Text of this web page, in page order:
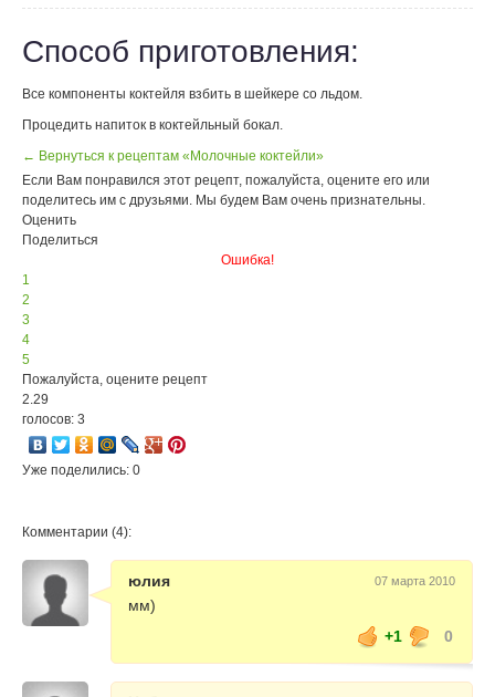
Способ приготовления:
Все компоненты коктейля взбить в шейкере со льдом.
Процедить напиток в коктейльный бокал.
← Вернуться к рецептам «Молочные коктейли»
Если Вам понравился этот рецепт, пожалуйста, оцените его или
поделитесь им с друзьями. Мы будем Вам очень признательны.
Оценить
Поделиться
Ошибка!
1
2
3
4
5
Пожалуйста, оцените рецепт
2.29
голосов: 3
Уже поделились: 0
Комментарии (4):
юлия 07 марта 2010
мм)
+1
0